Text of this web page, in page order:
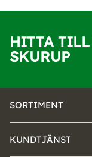
HITTA
SKURUP
SORTIMENT
KUNDTJÄNST